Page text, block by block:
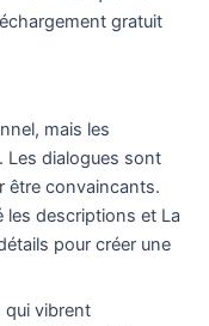
gratuit
mais les
Les dialogues sont
être convaincants.
les descriptions et La
pour créer une
qui vibrent